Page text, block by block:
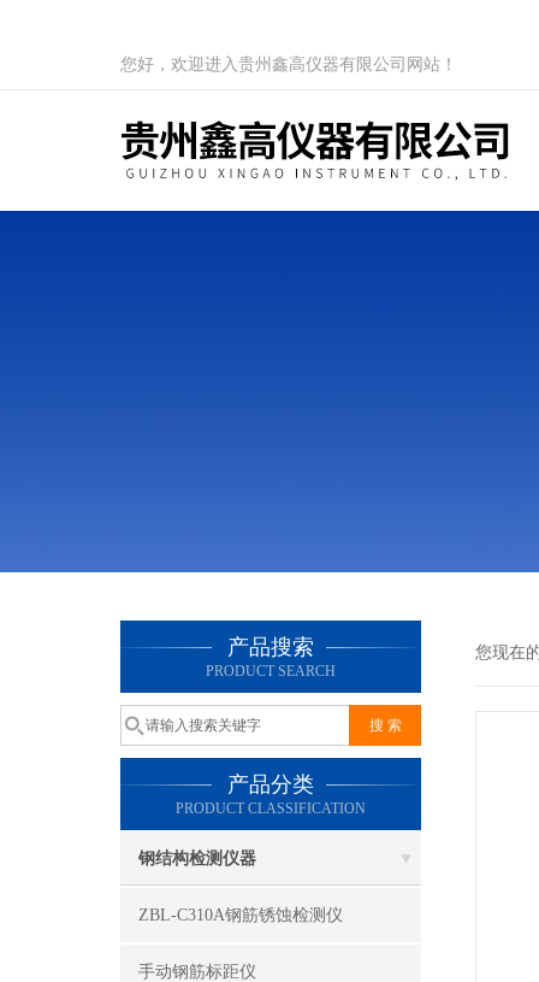
您好，欢迎进入贵州鑫高仪器有限公司网站！
产品搜索
PRODUCT SEARCH
产品分类
PRODUCT CLASSIFICATION
钢结构检测仪器
ZBL-C310A钢筋锈蚀检测仪
手动钢筋标距仪
您现在